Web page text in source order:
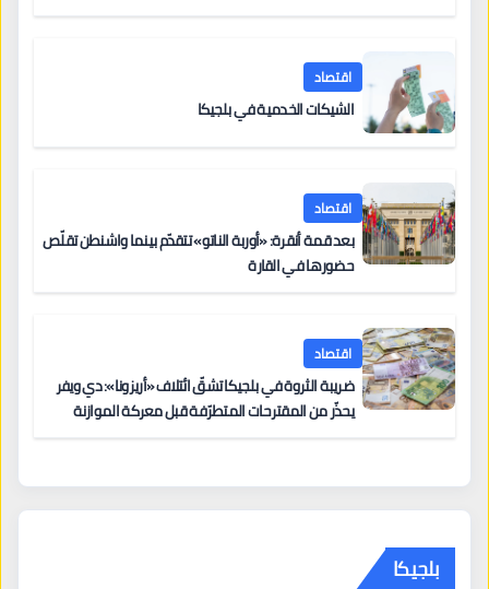
اقتصاد
الشيكات الخدمية في بلجيكا
اقتصاد
بعد قمة أنقرة: «أوربة الناتو» تتقدّم بينما واشنطن تقلّص
حضورها في القارة
اقتصاد
ضريبة الثروة في بلجيكا تشقّ ائتلاف «أريزونا»: دي ويفر
يحذّر من المقترحات المتطرّفة قبل معركة الموازنة
بلجيكا